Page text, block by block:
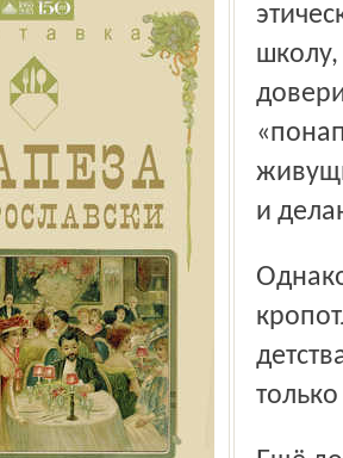
школу,
и
Однако их было бы в разы больше, если бы не